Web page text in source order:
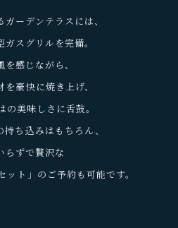
ーデンテラスには、
スグリルを完備。
を感じながら、
豪快に焼き上げ、
美味しさに舌鼓。
ち込みはもちろん、
らずで贅沢な
ット」のご予約も可能です。